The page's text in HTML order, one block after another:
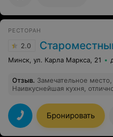
РЕСТОРАН
2.0
Минск, ул. Карла Маркса, 21
Отзыв. Замечательное
Наивкуснейшая кухня,
Бронировать